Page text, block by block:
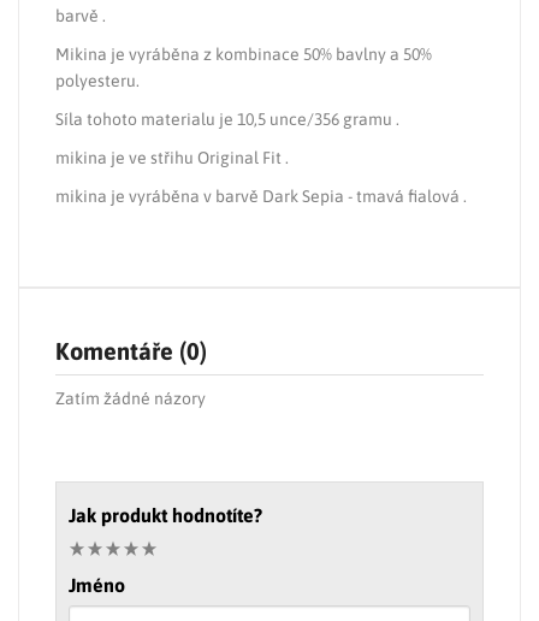
barvě .
Mikina je vyráběna z kombinace 50% bavlny a 50%
polyesteru.
Síla tohoto materialu je 10,5 unce/356 gramu .
mikina je ve střihu Original Fit .
mikina je vyráběna v barvě Dark Sepia - tmavá fialová .
Komentáře (0)
Zatím žádné názory
Jak produkt hodnotíte?
Jméno